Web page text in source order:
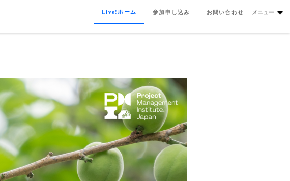
Live!ホーム 参加申し込み お問い合わせ メニュー